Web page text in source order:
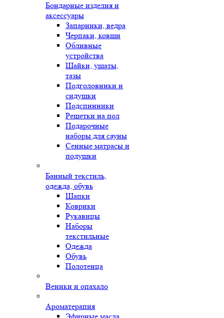
Бондарные изделия и
аксессуары
Запарники, ведра
Черпаки, ковши
Обливные
устройства
Шайки, ушаты,
тазы
Подголовники и
сидушки
Подспинники
Решетки на пол
Подарочные
наборы для сауны
Сенные матрасы и
подушки
Банный текстиль,
одежда, обувь
Шапки
Коврики
Рукавицы
Наборы
текстильные
Одежда
Обувь
Полотенца
Веники и опахало
Ароматерапия